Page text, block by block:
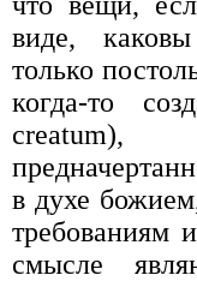
виде,
только
когда-то
в духе
требованиям
смысле